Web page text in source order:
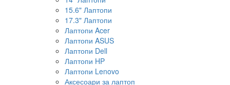
15.6" Лаптопи
17.3" Лаптопи
Лаптопи Acer
Лаптопи ASUS
Лаптопи Dell
Лаптопи HP
Лаптопи Lenovo
Аксесоари за лаптоп